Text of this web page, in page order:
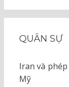
QUÂN SỰ
Iran và
Mỹ